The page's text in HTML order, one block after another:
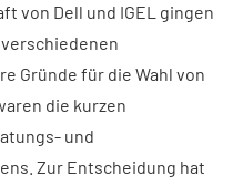
von Dell und IGEL gingen
Gründe für die Wahl von
die kurzen
und
Zur Entscheidung hat